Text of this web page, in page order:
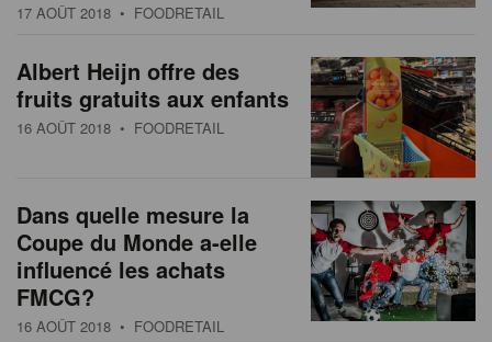
17 AOÛT 2018 • FOODRETAIL
Albert Heijn offre des
fruits gratuits aux enfants
16 AOÛT 2018 • FOODRETAIL
Dans quelle mesure la
Coupe du Monde a-elle
influencé les achats
FMCG?
16 AOÛT 2018 • FOODRETAIL